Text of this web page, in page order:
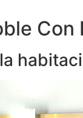
Con